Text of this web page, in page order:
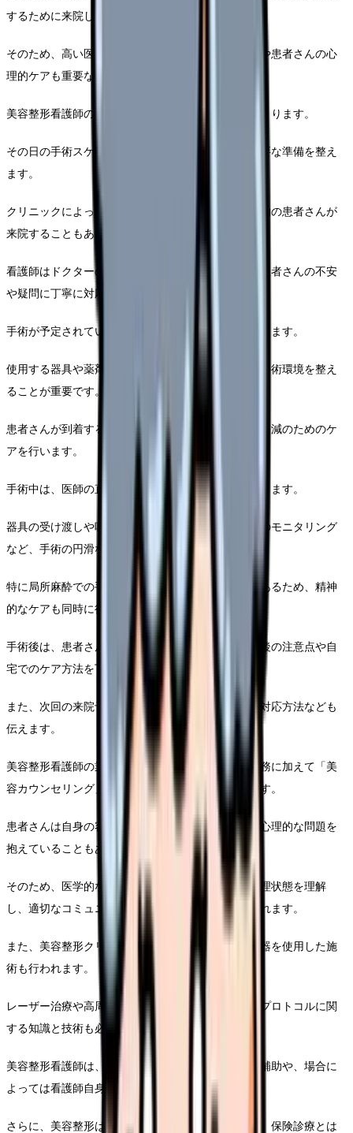
するために来院します。
そのため、高い医療スキルだけでなく、美的センスや患者さんの心
理的ケアも重要な要素となります。
美容整形看護師の一日は、朝のミーティングから始まります。
その日の手術スケジュールや処置内容を確認し、必要な準備を整え
ます。
クリニックによっては、朝一番にカウンセリング予約の患者さんが
来院することもあります。
看護師はドクターのカウンセリングをサポートし、患者さんの不安
や疑問に丁寧に対応します。
手術が予定されている日は、手術室の準備から始まります。
使用する器具や薬剤の準備、滅菌確認など、安全な手術環境を整え
ることが重要です。
患者さんが到着すると、手術前の最終確認や不安の軽減のためのケ
アを行います。
手術中は、医師の直接的なアシスタントとして機能します。
器具の受け渡しや吸引、患者さんのバイタルサインのモニタリング
など、手術の円滑な進行をサポートします。
特に局所麻酔での手術の場合は、患者さんが意識があるため、精神
的なケアも同時に行います。
手術後は、患者さんのリカバリーをサポートし、術後の注意点や自
宅でのケア方法を丁寧に説明します。
また、次回の来院予約や、何か異常があった場合の対応方法なども
伝えます。
美容整形看護師の業務の特徴として、通常の看護業務に加えて「美
容カウンセリング」の要素が強いことが挙げられます。
患者さんは自身の容姿に悩みを持っており、時には心理的な問題を
抱えていることもあります。
そのため、医学的な知識だけでなく、患者さんの心理状態を理解
し、適切なコミュニケーションを取ることが求められます。
また、美容整形クリニックでは、様々な美容医療機器を使用した施
術も行われます。
レーザー治療や高周波治療、注射施術など、機器やプロトコルに関
する知識と技術も必要となります。
美容整形看護師は、これらの機器を使用した施術の補助や、場合に
よっては看護師自身が施術を行うこともあります。
さらに、美容整形は自費診療がほとんどであるため、保険診療とは